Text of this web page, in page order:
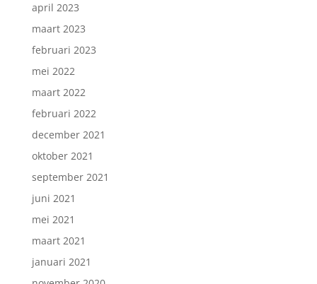
april 2023
maart 2023
februari 2023
mei 2022
maart 2022
februari 2022
december 2021
oktober 2021
september 2021
juni 2021
mei 2021
maart 2021
januari 2021